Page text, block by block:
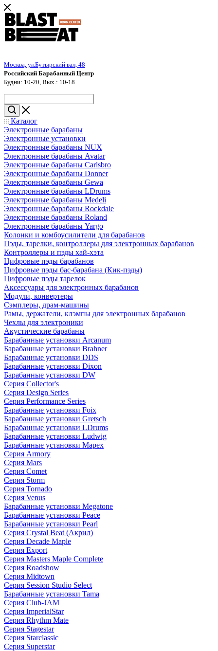
Москва, ул.Бутырский вал, 48
Российский Барабанный Центр
Будни: 10-20, Вых.: 10-18
Каталог
Электронные барабаны
Электронные установки
Электронные барабаны NUX
Электронные барабаны Avatar
Электронные барабаны Carlsbro
Электронные барабаны Donner
Электронные барабаны Gewa
Электронные барабаны LDrums
Электронные барабаны Medeli
Электронные барабаны Rockdale
Электронные барабаны Roland
Электронные барабаны Yargo
Колонки и комбоусилители для барабанов
Пэды, тарелки, контроллеры для электронных барабанов
Контроллеры и пэды хай-хэта
Цифровые пэды барабанов
Цифровые пэды бас-барабана (Кик-пэды)
Цифровые пэды тарелок
Аксессуары для электронных барабанов
Модули, конвертеры
Сэмплеры, драм-машины
Рамы, держатели, клэмпы для электронных барабанов
Чехлы для электроники
Акустические барабаны
Барабанные установки Arcanum
Барабанные установки Brahner
Барабанные установки DDS
Барабанные установки Dixon
Барабанные установки DW
Серия Collector's
Серия Design Series
Серия Performance Series
Барабанные установки Foix
Барабанные установки Gretsch
Барабанные установки LDrums
Барабанные установки Ludwig
Барабанные установки Mapex
Серия Armory
Серия Mars
Серия Comet
Серия Storm
Серия Tornado
Серия Venus
Барабанные установки Megatone
Барабанные установки Peace
Барабанные установки Pearl
Серия Crystal Beat (Акрил)
Серия Decade Maple
Серия Export
Серия Masters Maple Complete
Серия Roadshow
Серия Midtown
Серия Session Studio Select
Барабанные установки Tama
Серия Club-JAM
Серия ImperialStar
Серия Rhythm Mate
Серия Stagestar
Серия Starclassic
Серия Superstar